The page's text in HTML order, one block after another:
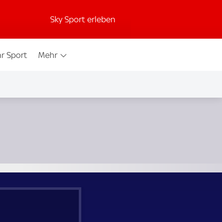
Sky Sport erleben
Sport Mehr